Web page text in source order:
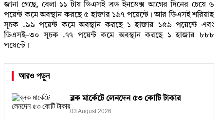
জানা গেছে, বেলা ১১ টায় ডিএসই ব্রড ইনডেক্স আগের দিনের চেয়ে ৬
পয়েন্ট কমে অবস্থান করছে ৫ হাজার ১৯৭ পয়েন্টে। আর ডিএসই শরিয়াহ
সূচক .৯৯ পয়েন্ট কমে অবস্থান করছে ১ হাজার ১৫৯ পয়েন্টে এবং
ডিএসই–৩০ সূচক .৭৭ পয়েন্ট কমে অবস্থান করছে ১ হাজার ৮৮৮
পয়েন্টে।
আরও পড়ুন
ব্লক মার্কেটে লেনদেন ৫৩ কোটি টাকার
03 August 2026